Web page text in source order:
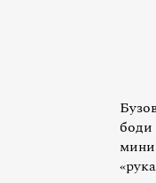
боди